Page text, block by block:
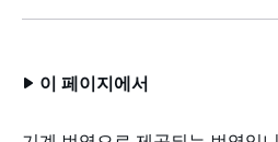
이 페이지에서